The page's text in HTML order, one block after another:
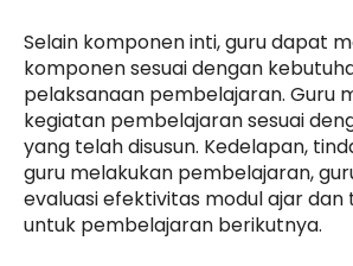
Selain komponen inti, guru dapat
komponen sesuai dengan
pelaksanaan pembelajaran. Guru
kegiatan pembelajaran sesuai
yang telah disusun. Kedelapan,
guru melakukan pembelajaran,
evaluasi efektivitas modul ajar dan
untuk pembelajaran berikutnya.